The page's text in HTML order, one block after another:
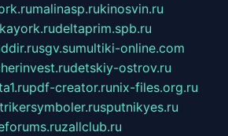
malinasp.rukinosvin.ru
deltaprim.spb.ru
sgv.sumultiki-online.com
detskiy-ostrov.ru
pdf-creator.runix-files.org.ru
sputnikyes.ru
zallclub.ru